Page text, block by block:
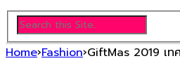
Home›Fashion›GiftMas 2019 เ